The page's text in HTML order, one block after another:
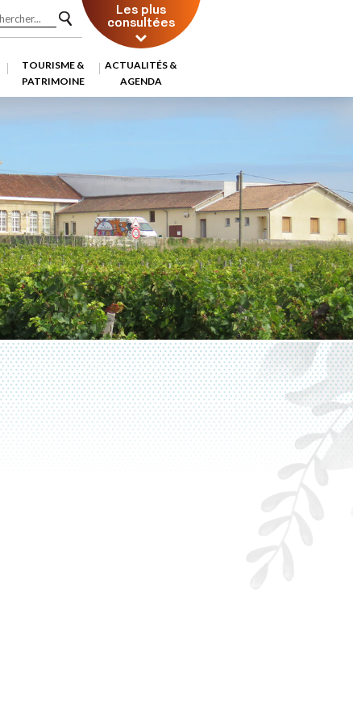
Les plus
consultées
TOURISME &
PATRIMOINE
ACTUALITÉS &
AGENDA